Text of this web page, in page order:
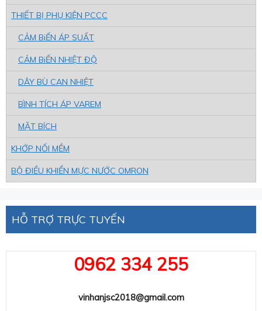
THIẾT BỊ PHỤ KIỆN PCCC
CẢM BiẾN ÁP SUẤT
CẢM BiẾN NHIỆT ĐỘ
DÂY BÙ CAN NHIỆT
BÌNH TÍCH ÁP VAREM
MẶT BÍCH
KHỚP NỐI MỀM
BỘ ĐIỀU KHIỂN MỰC NƯỚC OMRON
HỖ TRỢ TRỰC TUYẾN
0962 334 255
vinhanjsc2018@gmail.com